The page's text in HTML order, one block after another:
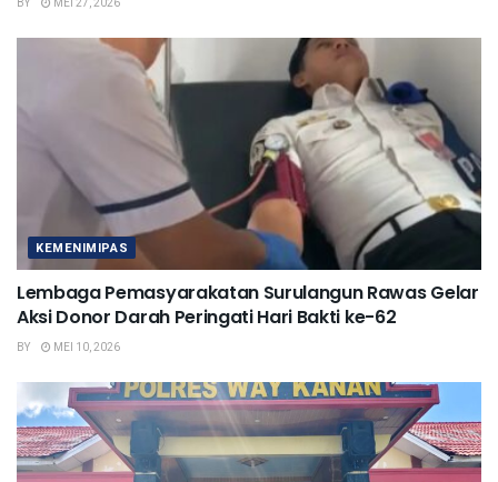
KEMENIMIPAS
Lembaga Pemasyarakatan Surulangun Rawas Gelar
Aksi Donor Darah Peringati Hari Bakti ke-62
BY MEI 10, 2026